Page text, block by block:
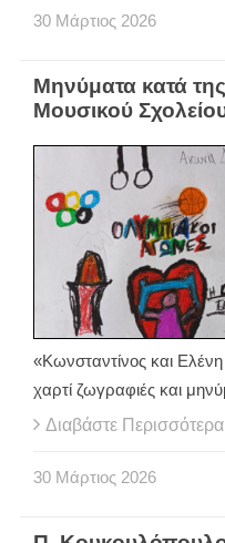
30 Μάρτιος 2026
Μηνύματα κατά
Μουσικού Σχολείου
«Κωνσταντίνος και
χαρτί ζωγραφιές και
Διαβάστε Περισσότερα
30 Μάρτιος 2026